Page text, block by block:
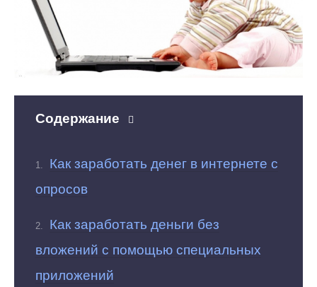
Содержание
Как заработать денег в интернете с
опросов
Как заработать деньги без
вложений с помощью специальных
приложений